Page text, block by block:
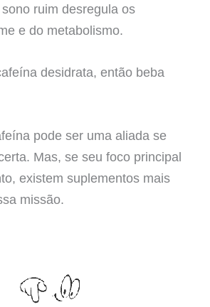
sono ruim desregula os
e do metabolismo.
desidrata, então beba
pode ser uma aliada se
Mas, se seu foco principal
existem suplementos mais
missão.